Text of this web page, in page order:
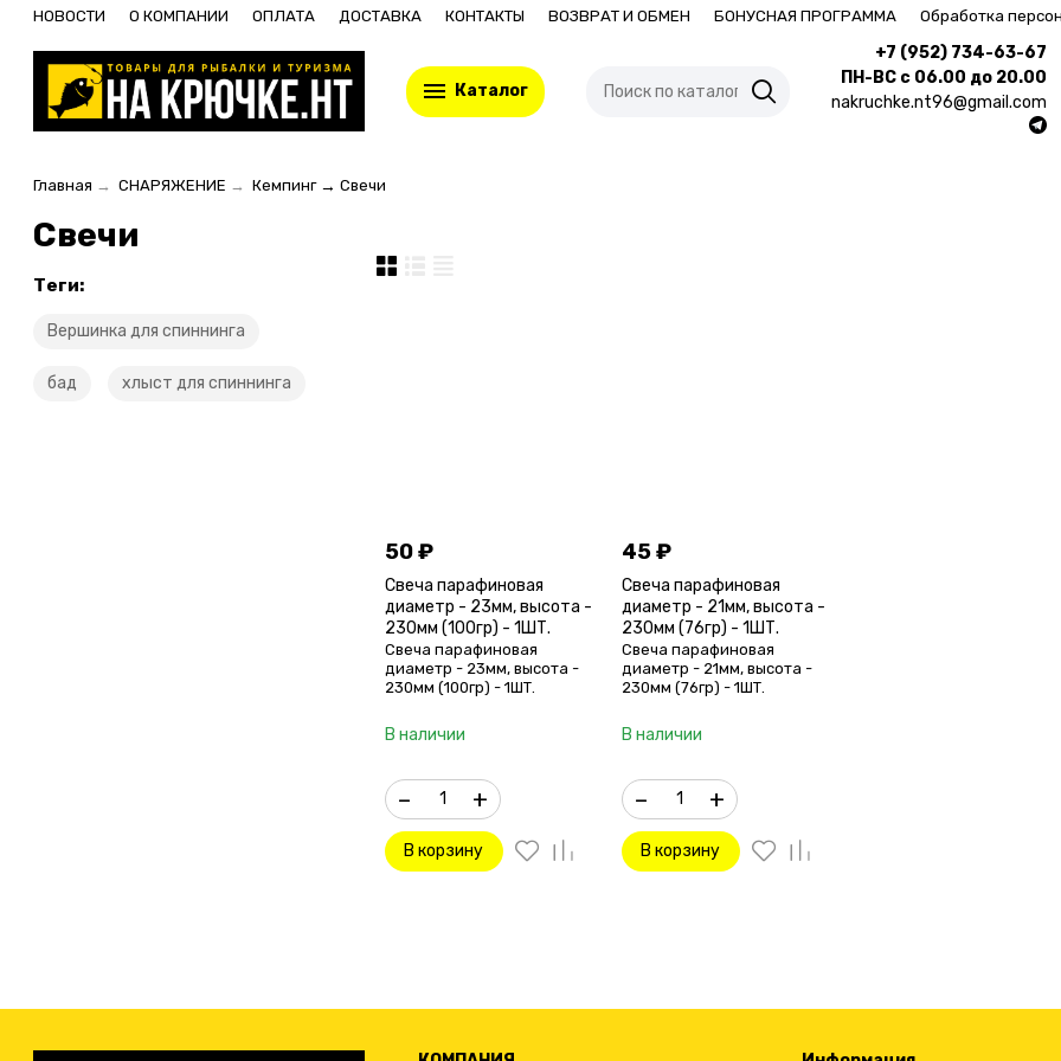
НОВОСТИ О КОМПАНИИ ОПЛАТА ДОСТАВКА КОНТАКТЫ ВОЗВРАТ И ОБМЕН БОНУСНАЯ ПРОГРАММА Обработка
Каталог
+7 (952) 734-63-67
ПН-ВС с 06.00 до 20.00
nakruchke.nt96@gmail.com
Главная → СНАРЯЖЕНИЕ → Кемпинг → Свечи
Свечи
Теги:
Вершинка для спиннинга
бад хлыст для спиннинга
50₽
Свеча парафиновая
диаметр - 23мм, высота -
230мм (100гр) - 1ШТ.
Свеча парафиновая
диаметр - 23мм, высота -
230мм (100гр) - 1ШТ.
В наличии
– +
В корзину
45₽
Свеча парафиновая
диаметр - 21мм, высота -
230мм (76гр) - 1ШТ.
Свеча парафиновая
диаметр - 21мм, высота -
230мм (76гр) - 1ШТ.
В наличии
– +
В корзину